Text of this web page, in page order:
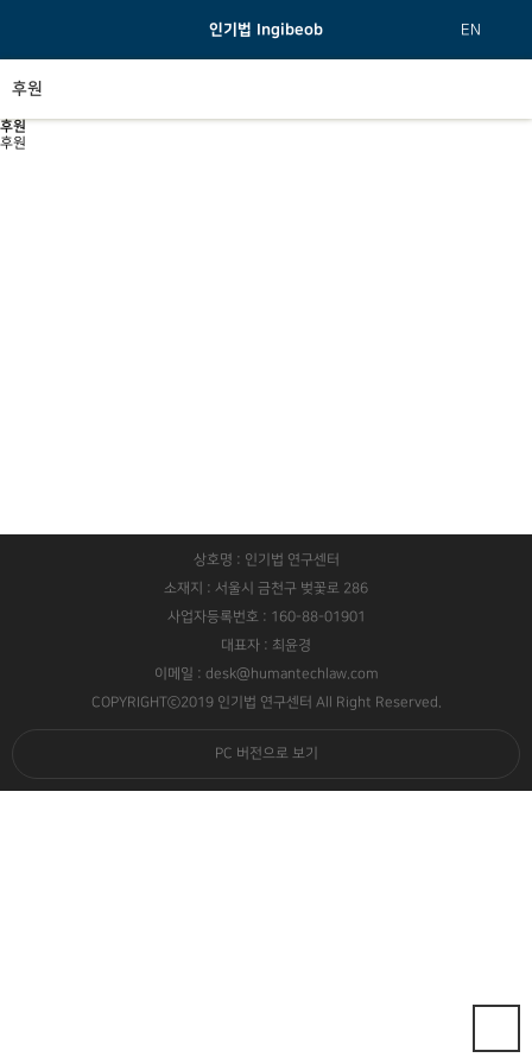
인기법 Ingibeob EN
후원
후원
후원
상호명 : 인기법 연구센터
소재지 : 서울시 금천구 벚꽃로 286
사업자등록번호 : 160-88-01901
대표자 : 최윤경
이메일 : desk@humantechlaw.com
COPYRIGHTⓒ2019 인기법 연구센터 All Right Reserved.
PC 버전으로 보기